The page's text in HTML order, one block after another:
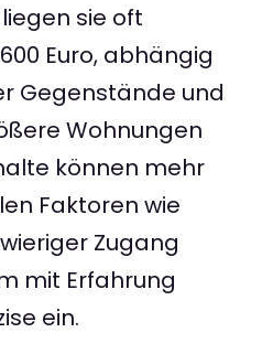
sie oft
Euro, abhängig
Gegenstände und
Wohnungen
können mehr
Faktoren wie
Zugang
mit Erfahrung
ein.